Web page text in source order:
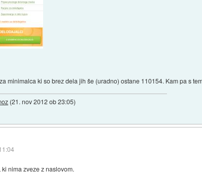
minimalca ki so brez dela jih še (uradno) ostane 110154. Kam pa s
(21. nov 2012 ob 23:05)
nima zveze z naslovom.